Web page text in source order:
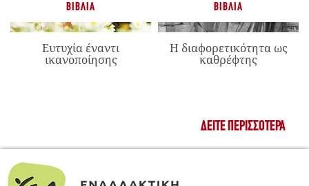
ΒΙΒΛΊΑ
Ευτυχία έναντι
ικανοποίησης
ΒΙΒΛΊΑ
Η διαφορετικότητα ως
καθρέφτης
ΔΕΊΤΕ ΠΕΡΙΣΣΌΤΕΡΑ